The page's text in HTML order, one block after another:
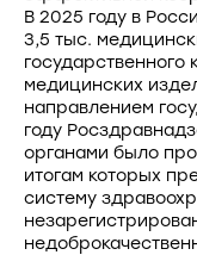
В 2025 году в
3,5 тыс.
медицинских
направлением
году
органами было
итогам которых
систему